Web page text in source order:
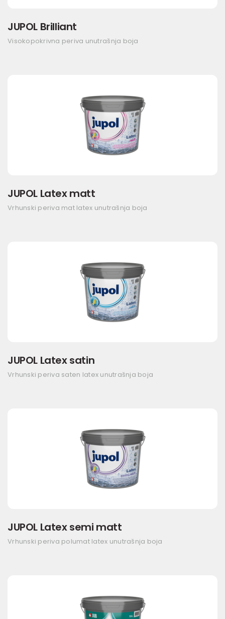
JUPOL Brilliant
Visokopokrivna periva unutrašnja boja
JUPOL Latex matt
Vrhunski periva mat latex unutrašnja boja
JUPOL Latex satin
Vrhunski periva saten latex unutrašnja boja
JUPOL Latex semi matt
Vrhunski periva polumat latex unutrašnja boja